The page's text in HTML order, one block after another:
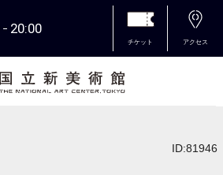
20:00
チケット アクセス
ID:81946